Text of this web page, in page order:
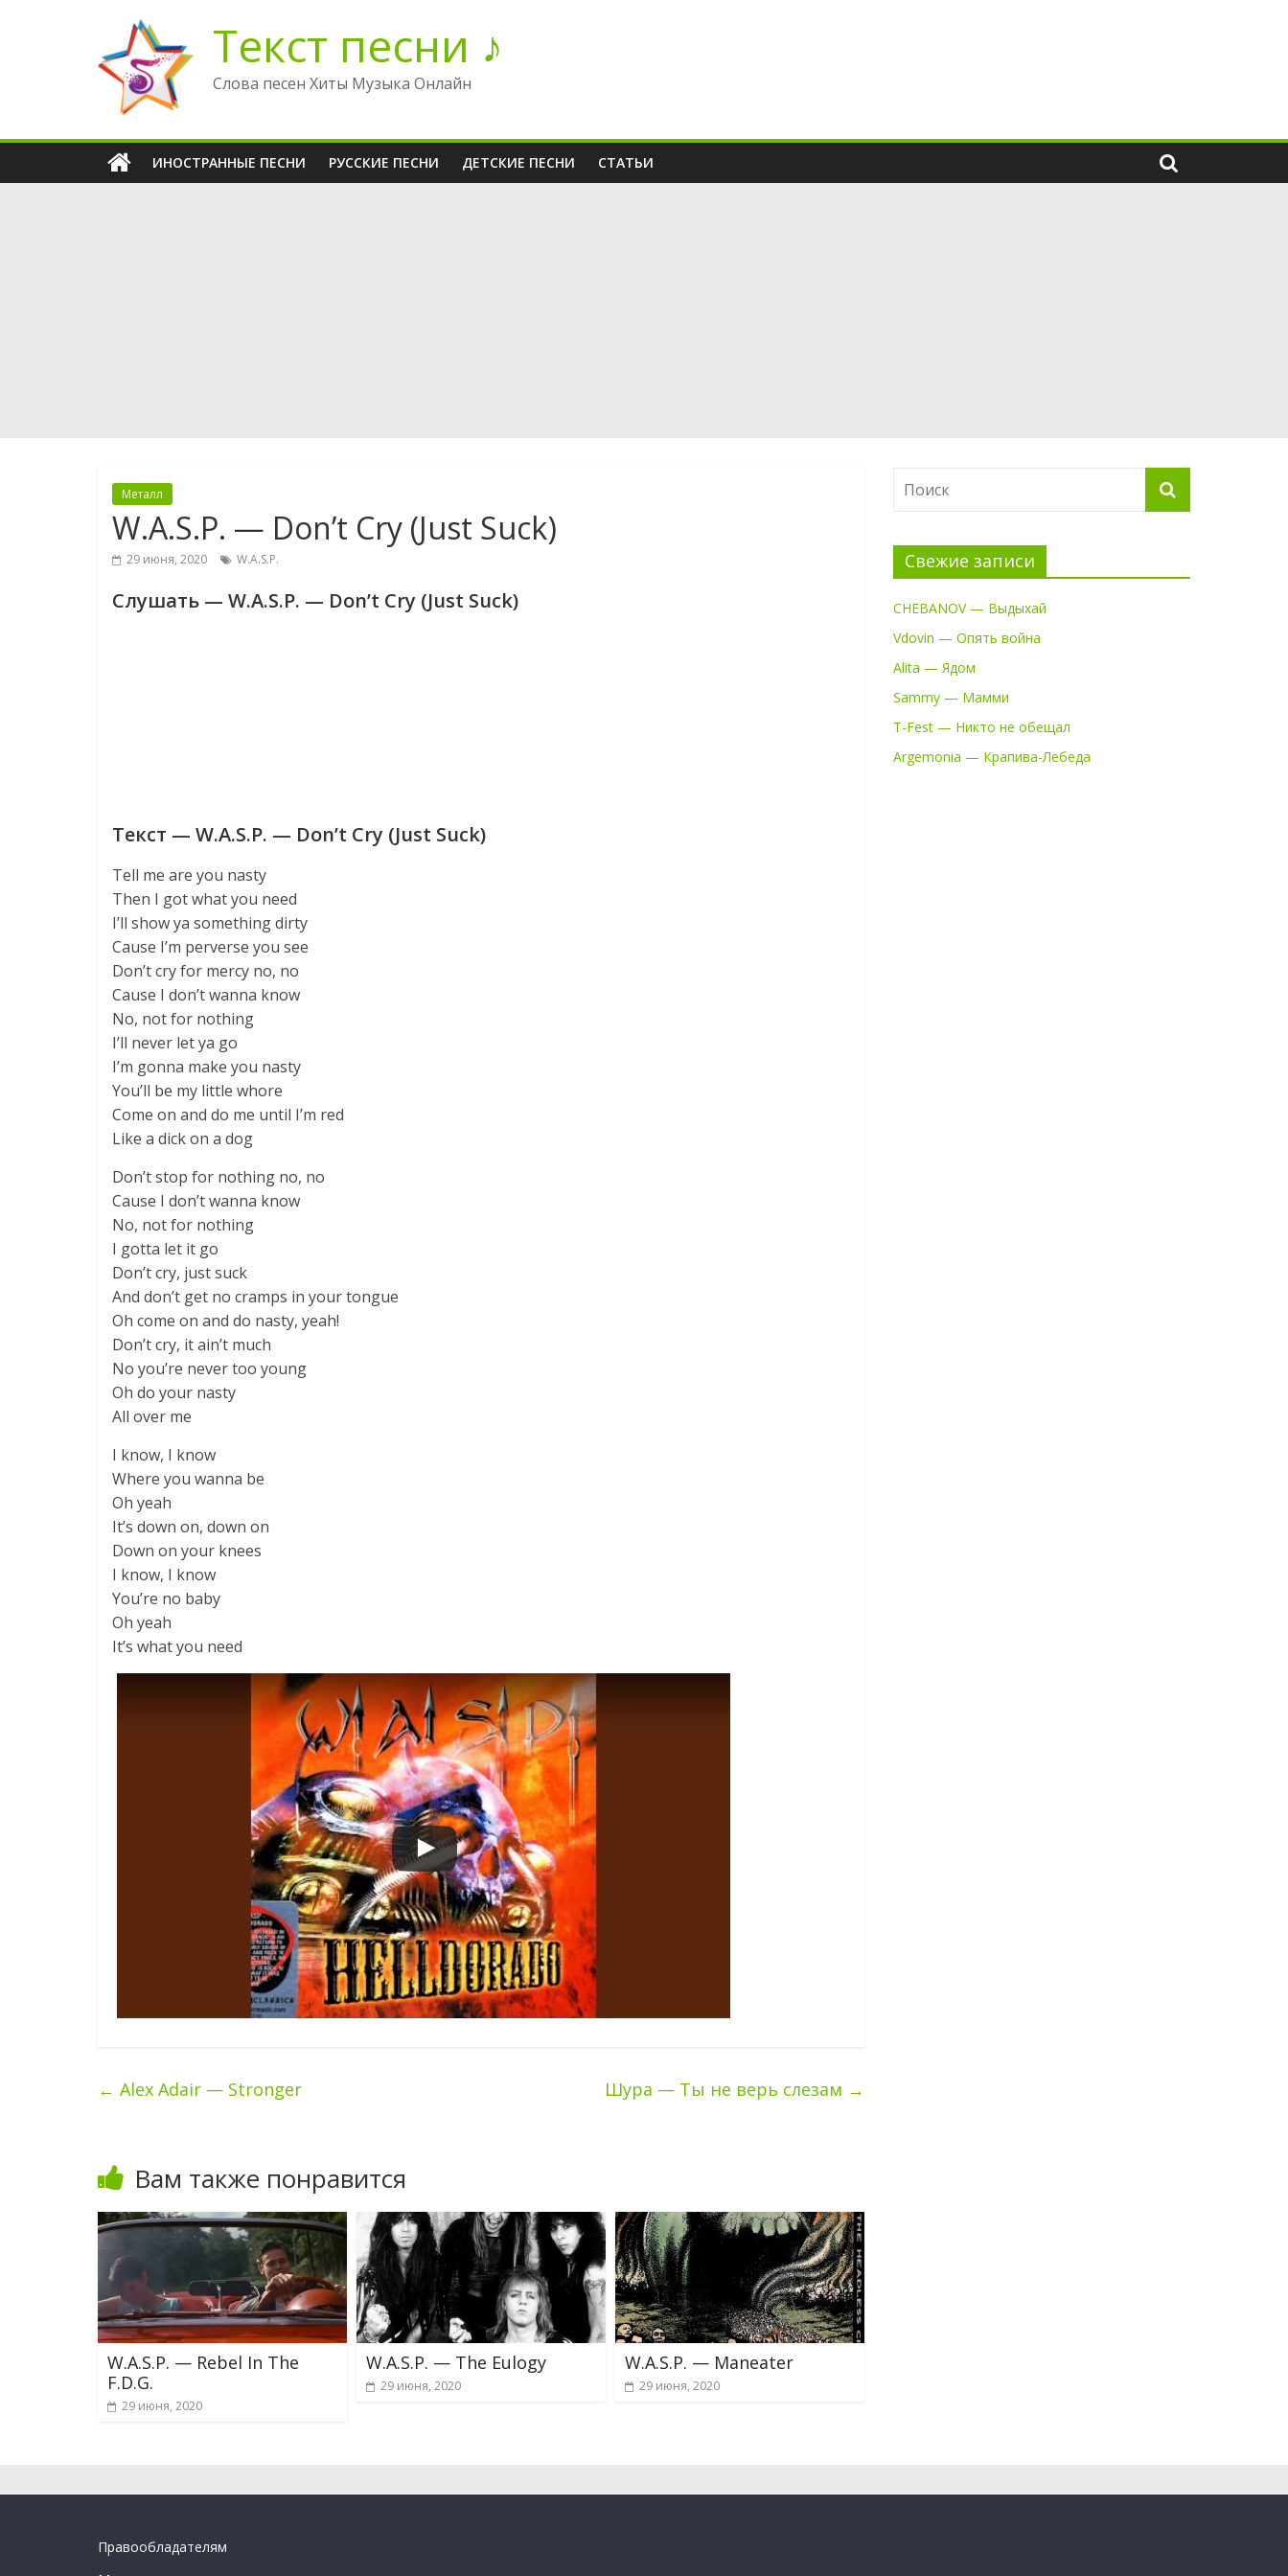
содержимому
Текст песни ♪
Слова песен Хиты Музыка Онлайн
ИНОСТРАННЫЕ ПЕСНИ РУССКИЕ ПЕСНИ ДЕТСКИЕ ПЕСНИ СТАТЬИ
Металл
W.A.S.P. — Don’t Cry (Just Suck)
29 июня, 2020 W.A.S.P.
Слушать — W.A.S.P. — Don’t Cry (Just Suck)
Текст — W.A.S.P. — Don’t Cry (Just Suck)
Tell me are you nasty
Then I got what you need
I’ll show ya something dirty
Cause I’m perverse you see
Don’t cry for mercy no, no
Cause I don’t wanna know
No, not for nothing
I’ll never let ya go
I’m gonna make you nasty
You’ll be my little whore
Come on and do me until I’m red
Like a dick on a dog
Don’t stop for nothing no, no
Cause I don’t wanna know
No, not for nothing
I gotta let it go
Don’t cry, just suck
And don’t get no cramps in your tongue
Oh come on and do nasty, yeah!
Don’t cry, it ain’t much
No you’re never too young
Oh do your nasty
All over me
I know, I know
Where you wanna be
Oh yeah
It’s down on, down on
Down on your knees
I know, I know
You’re no baby
Oh yeah
It’s what you need
← Alex Adair — Stronger Шура — Ты не верь слезам →
Вам также понравится
W.A.S.P. — Rebel In The
F.D.G.
29 июня, 2020
W.A.S.P. — The Eulogy
29 июня, 2020
W.A.S.P. — Maneater
29 июня, 2020
Свежие записи
CHEBANOV — Выдыхай
Vdovin — Опять война
Alita — Ядом
Sammy — Мамми
T-Fest — Никто не обещал
Argemonia — Крапива-Лебеда
Правообладателям